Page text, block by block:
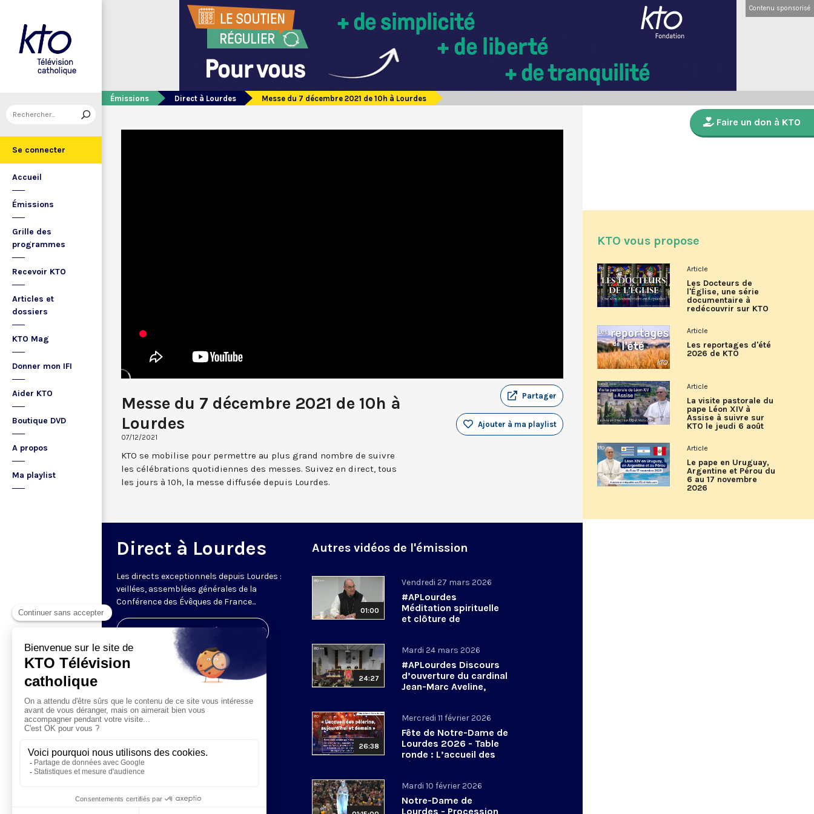
Se connecter
Accueil
Émissions
Grille des
programmes
Recevoir KTO
Articles et
dossiers
KTO Mag
Donner mon IFI
Aider KTO
Boutique DVD
A propos
Ma playlist
Contenu sponsorisé
Émissions Direct à Lourdes Messe du 7 décembre 2021 de 10h à Lourdes
Messe du 7 décembre 2021 de 10h à
Lourdes
07/12/2021
Partager
Ajouter à ma playlist
KTO se mobilise pour permettre au plus grand nombre de suivre
les célébrations quotidiennes des messes. Suivez en direct, tous
les jours à 10h, la messe diffusée depuis Lourdes.
Direct à Lourdes
Les directs exceptionnels depuis Lourdes :
veillées, assemblées générales de la
Conférence des Évêques de France...
Visiter la page de l'émission
Autres vidéos de l'émission
01:00
Vendredi 27 mars 2026
#APLourdes
Méditation spirituelle
et clôture de
l’Assemblée des
mars 2026
24:27
Mardi 24 mars 2026
#APLourdes Discours
d’ouverture du cardinal
Jean-Marc Aveline,
président de la CEF -
26:38
Mercredi 11 février 2026
Fête de Notre-Dame de
Lourdes 2026 - Table
ronde : L’accueil des
pèlerins, aujourd’hui et
Mardi 10 février 2026
Notre-Dame de
Lourdes - Procession
Faire un don à KTO
KTO vous propose
Article
Les Docteurs de
l'Église, une série
documentaire à
redécouvrir sur KTO
Article
Les reportages d'été
2026 de KTO
Article
La visite pastorale du
pape Léon XIV à
Assise à suivre sur
KTO le jeudi 6 août
Article
Le pape en Uruguay,
Argentine et Pérou du
6 au 17 novembre
2026